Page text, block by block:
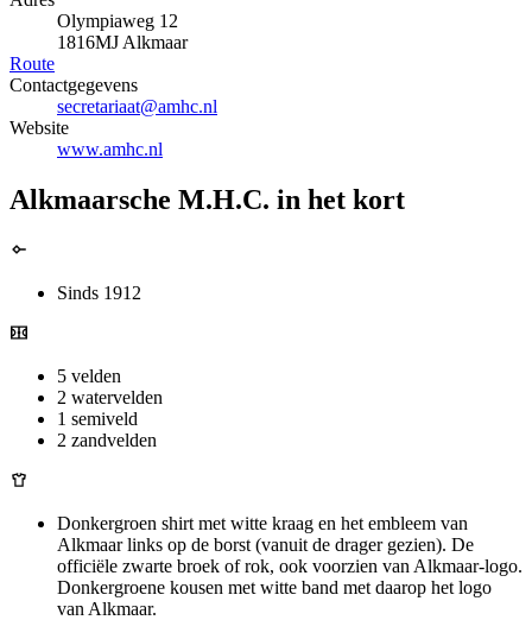
Olympiaweg 12
1816MJ Alkmaar
Route
Contactgegevens
secretariaat@amhc.nl
Website
www.amhc.nl
Alkmaarsche M.H.C. in het kort
Sinds 1912
5 velden
2 watervelden
1 semiveld
2 zandvelden
Donkergroen shirt met witte kraag en het embleem van
Alkmaar links op de borst (vanuit de drager gezien). De
officiële zwarte broek of rok, ook voorzien van Alkmaar-logo.
Donkergroene kousen met witte band met daarop het logo
van Alkmaar.